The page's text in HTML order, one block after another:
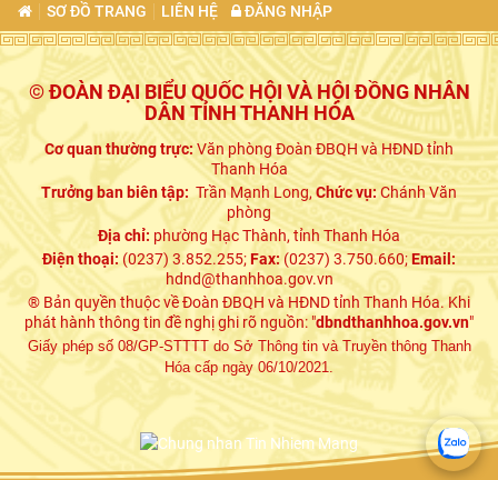
SƠ ĐỒ TRANG LIÊN HỆ ĐĂNG NHẬP
© ĐOÀN ĐẠI BIỂU QUỐC HỘI VÀ HỘI ĐỒNG NHÂN
DÂN TỈNH THANH HÓA
Cơ quan thường trực:Văn phòng Đoàn ĐBQH và HĐND tỉnh
Thanh Hóa
Trưởng ban biên tập: Trần Mạnh Long,Chức vụ:Chánh Văn
phòng
Địa chỉ: phường Hạc Thành, tỉnh Thanh Hóa
Điện thoại: (0237) 3.852.255;Fax:(0237) 3.750.660;Email:
hdnd@thanhhoa.gov.vn
® Bản quyền thuộc về Đoàn ĐBQH và HĐND tỉnh Thanh Hóa. Khi
phát hành thông tin đề nghị ghi rõ nguồn: "dbndthanhhoa.gov.vn"
Giấy phép số 08/GP-STTTT do Sở Thông tin và Truyền thông Thanh
Hóa cấp ngày 06/10/2021.